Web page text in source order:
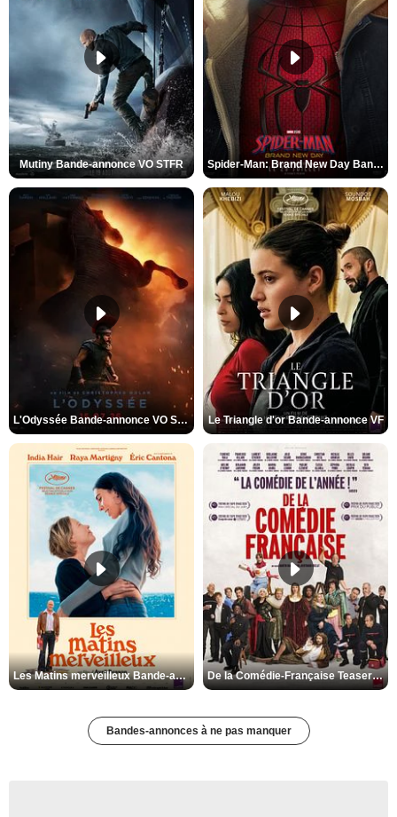
Mutiny Bande-annonce VO STFR Spider-Man: Brand New Day Bande-annonce VO STFR
L'Odyssée Bande-annonce VO STFR Le Triangle d'or Bande-annonce VF
Les Matins merveilleux Bande-annonce VF De la Comédie-Française Teaser VF
Bandes-annonces à ne pas manquer